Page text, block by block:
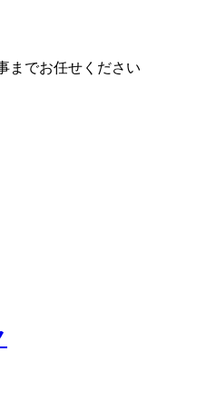
までお任せください